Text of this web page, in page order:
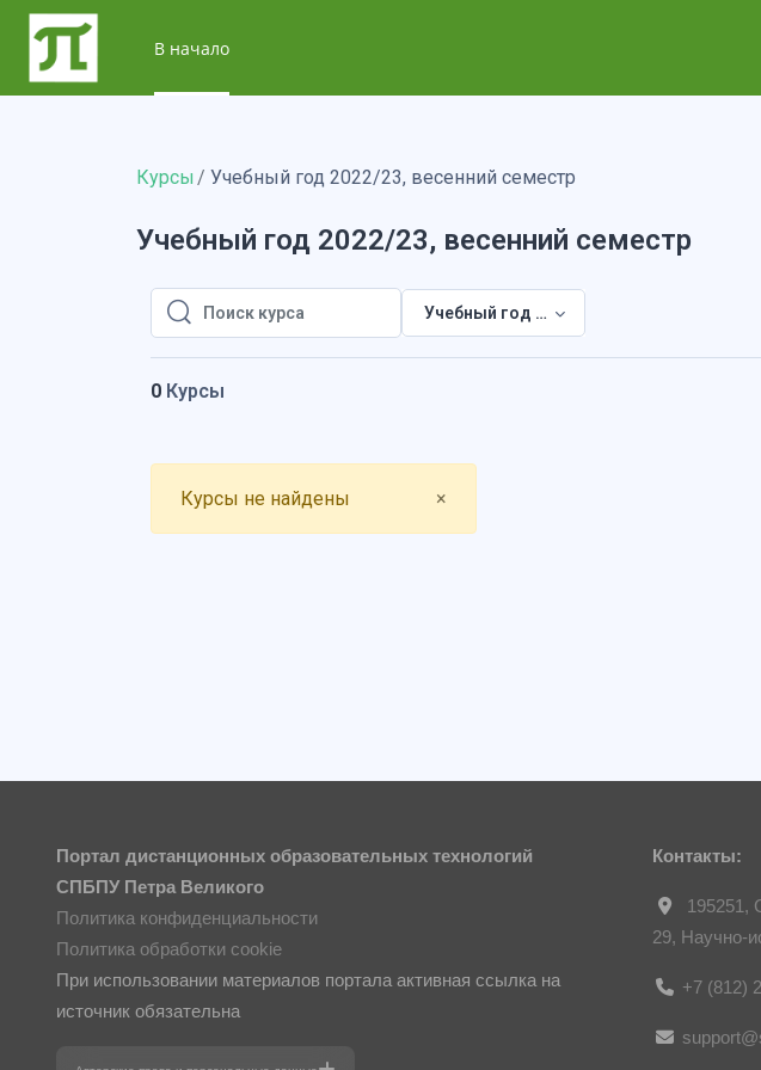
Перейти к основному содержанию
В начало
Курсы Учебный год 2022/23, весенний семестр
Учебный год 2022/23, весенний семестр
Поиск курса
Поиск курса
Учебный год 2022/23, весенний семестр
0 Курсы
×
Курсы не найдены
Портал дистанционных образовательных технологий
СПБПУ Петра Великого
Политика конфиденциальности
Политика обработки cookie
При использовании материалов портала активная ссылка на
источник обязательна
Контакты:
195251,
29, Научно-
+7 (812)